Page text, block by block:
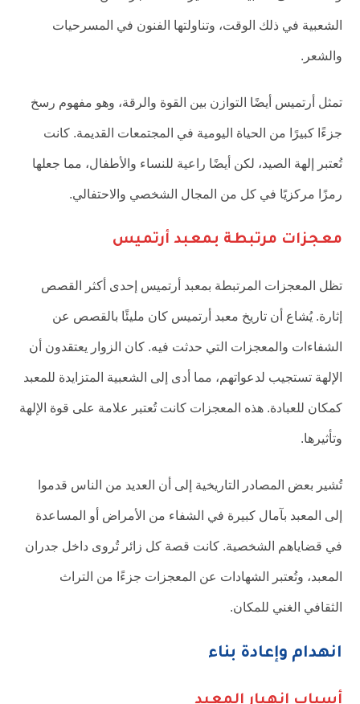
الشعبية في ذلك الوقت، وتناولتها الفنون في المسرحيات
والشعر.
تمثل أرتميس أيضًا التوازن بين القوة والرقة، وهو مفهوم رسخ
جزءًا كبيرًا من الحياة اليومية في المجتمعات القديمة. كانت
تُعتبر إلهة الصيد، لكن أيضًا راعية للنساء والأطفال، مما جعلها
رمزًا مركزيًا في كل من المجال الشخصي والاحتفالي.
معجزات مرتبطة بمعبد أرتميس
تظل المعجزات المرتبطة بمعبد أرتميس إحدى أكثر القصص
إثارة. يُشاع أن تاريخ معبد أرتميس كان مليئًا بالقصص عن
الشفاءات والمعجزات التي حدثت فيه. كان الزوار يعتقدون أن
الإلهة تستجيب لدعواتهم، مما أدى إلى الشعبية المتزايدة للمعبد
كمكان للعبادة. هذه المعجزات كانت تُعتبر علامة على قوة الإلهة
وتأثيرها.
تُشير بعض المصادر التاريخية إلى أن العديد من الناس قدموا
إلى المعبد بآمال كبيرة في الشفاء من الأمراض أو المساعدة
في قضاياهم الشخصية. كانت قصة كل زائر تُروى داخل جدران
المعبد، وتُعتبر الشهادات عن المعجزات جزءًا من التراث
الثقافي الغني للمكان.
انهدام وإعادة بناء
أسباب انهيار المعبد